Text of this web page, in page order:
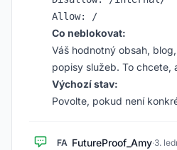
Co neblokovat:
Váš hodnotný obsah,
popisy služeb. To chcete,
Výchozí stav:
Povolte, pokud není
FA FutureProof_Amy·3.